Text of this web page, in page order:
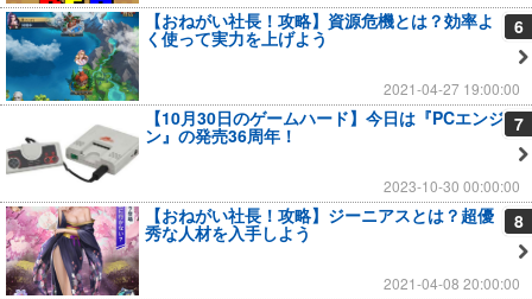
6
【おねがい社長！攻略】資源危機とは？効率よ
く使って実力を上げよう
2021-04-27 19:00:00
7
【10月30日のゲームハード】今日は『PCエンジ
ン』の発売36周年！
2023-10-30 00:00:00
8
【おねがい社長！攻略】ジーニアスとは？超優
秀な人材を入手しよう
2021-04-08 20:00:00